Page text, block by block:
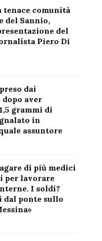
tenace comunità
del Sannio,
del
Piero Di
dai
aver
grammi di
in
assuntore
di più medici
per lavorare
I soldi?
dal ponte sullo